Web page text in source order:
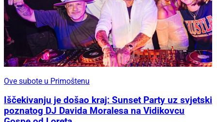
Ove subote u Primoštenu
Iščekivanju je došao kraj: Sunset Party uz svjetski
poznatog DJ Davida Moralesa na Vidikovcu